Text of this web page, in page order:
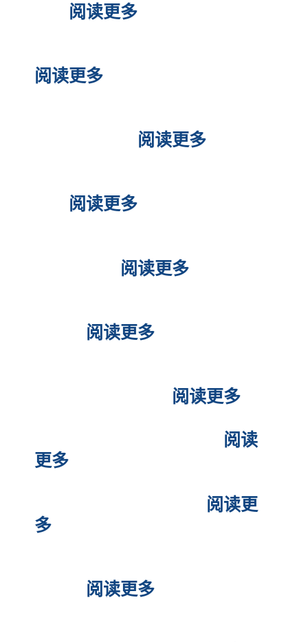
阅读更多
阅读更多
阅读更多
阅读更多
阅读更多
阅读更多
阅读更多
阅读
更多
阅读更
多
阅读更多